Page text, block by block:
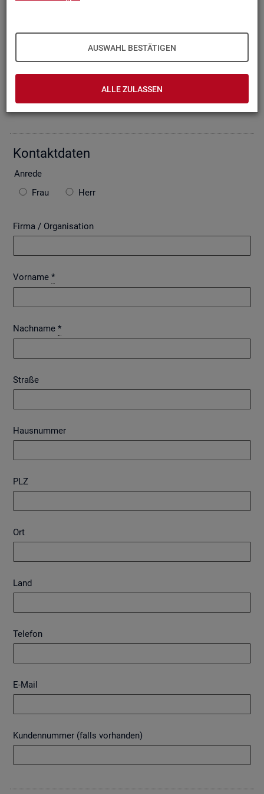
AUSWAHL BESTÄTIGEN
ALLE ZULASSEN
ten wir Ihre An­fra­ge per E-Mail, so­fern Sie damit ein­ver­stan­
den sind. Bitte be­ach­ten Sie auch die unten ste­hen­den Hin­
wei­se zu ggf. ent­ste­hen­den Kos­ten.
Die mit * ge­kenn­zeich­ne­ten Fel­der sind Pflicht­fel­der.
Kon­takt­da­ten
An­re­de
Frau
Herr
Firma / Organisation
Vorname *
Nachname *
Straße
Hausnummer
PLZ
Ort
Land
Telefon
E-Mail
Kundennummer (falls vorhanden)